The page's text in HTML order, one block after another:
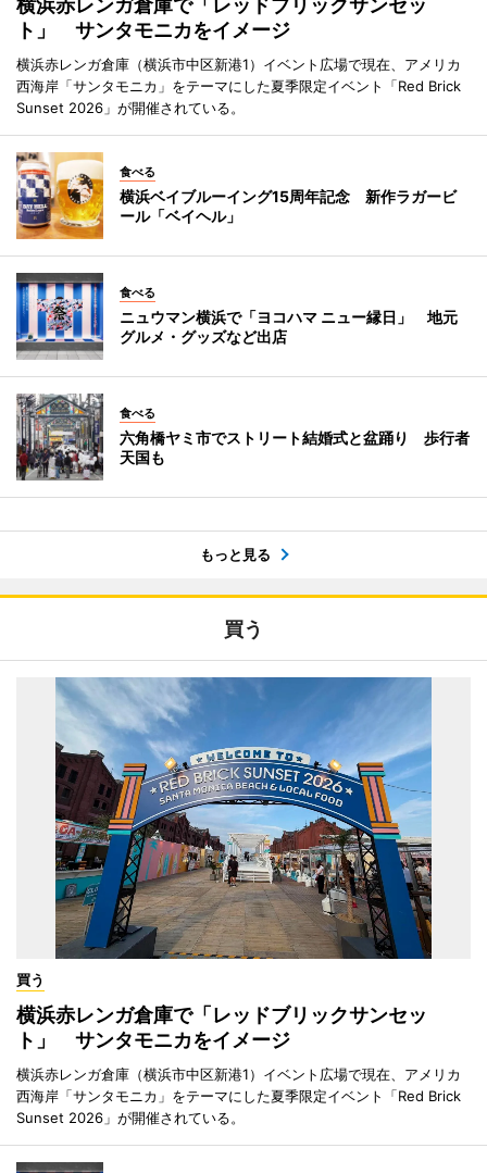
横浜赤レンガ倉庫で「レッドブリックサンセッ
ト」 サンタモニカをイメージ
横浜赤レンガ倉庫（横浜市中区新港1）イベント広場で現在、アメリカ
西海岸「サンタモニカ」をテーマにした夏季限定イベント「Red Brick
Sunset 2026」が開催されている。
食べる
横浜ベイブルーイング15周年記念 新作ラガービ
ール「ベイヘル」
食べる
ニュウマン横浜で「ヨコハマ ニュー縁日」 地元
グルメ・グッズなど出店
食べる
六角橋ヤミ市でストリート結婚式と盆踊り 歩行者
天国も
もっと見る
買う
買う
横浜赤レンガ倉庫で「レッドブリックサンセッ
ト」 サンタモニカをイメージ
横浜赤レンガ倉庫（横浜市中区新港1）イベント広場で現在、アメリカ
西海岸「サンタモニカ」をテーマにした夏季限定イベント「Red Brick
Sunset 2026」が開催されている。